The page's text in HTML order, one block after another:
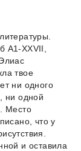
A1-XXVII,
твое
ни одного
ни одной
Место
что у
и оставила